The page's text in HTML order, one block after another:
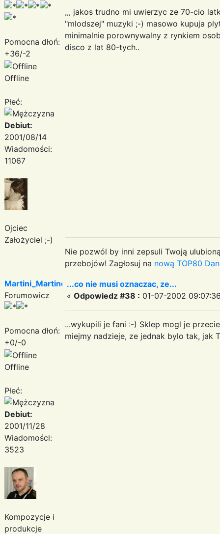
Pomocna dłoń:
+36/-2
Offline
Płeć:
Debiut:
2001/08/14
Wiadomości:
11067
Ojciec
Założyciel ;-)
,,, jakos trudno mi uwierzyc ze 70-cio
"mlodszej" muzyki ;-) masowo kupuja
minimalnie porownywalny z rynkiem
disco z lat 80-tych..
Nie pozwól by inni zepsuli Twoją
przebojów! Zagłosuj na nową TOP80
Martini_Martinez
Forumowicz
Pomocna dłoń:
+0/-0
Offline
Płeć:
Debiut:
2001/11/28
Wiadomości:
3523
Kompozycje i
produkcje
...co nie musi oznaczac, ze...
« Odpowiedz #38 : 01-07-2002
...wykupili je fani :-) Sklep mogl je
miejmy nadzieje, ze jednak bylo tak, jak